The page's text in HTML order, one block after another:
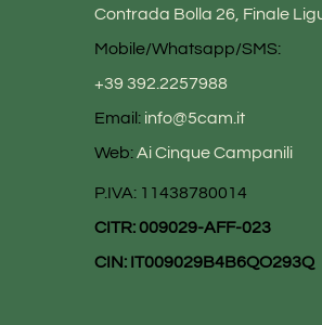
Contrada Bolla 26, Finale
Mobile/Whatsapp/SMS:
+39 392.2257988
Email: info@5cam.it
Web:Ai Cinque Campanili
P.IVA: 11438780014
CITR: 009029-AFF-023
CIN: IT009029B4B6QO293Q